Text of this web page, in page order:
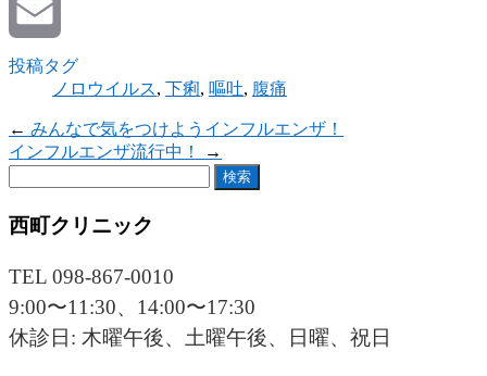
Twitter
Email
投稿タグ
ノロウイルス, 下痢, 嘔吐, 腹痛
← みんなで気をつけようインフルエンザ！
インフルエンザ流行中！
→
西町クリニック
TEL 098-867-0010
9:00〜11:30、14:00〜17:30
休診日: 木曜午後、土曜午後、日曜、祝日